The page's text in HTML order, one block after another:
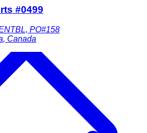
#0499
PO#158
, Canada